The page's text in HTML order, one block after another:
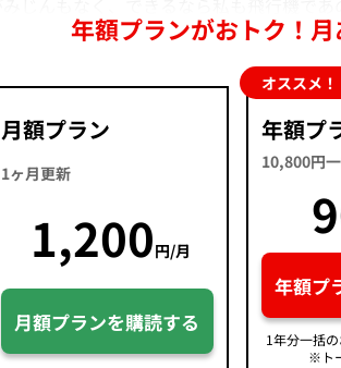
年額プランがおトク！
月額プラン
1ヶ月更新
1,200円/月
月額プランを購読する
オススメ！
年額プ
10,800円
年額プ
1年分一括の
※ト